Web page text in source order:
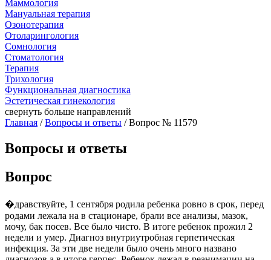
Маммология
Мануальная терапия
Озонотерапия
Отоларингология
Сомнология
Стоматология
Терапия
Трихология
Функциональная диагностика
Эстетическая гинекология
свернуть больше направлений
Главная /Вопросы и ответы / Вопрос № 11579
Вопросы и ответы
Вопрос
�дравствуйте, 1 сентября родила ребенка ровно в срок, перед
родами лежала на в стационаре, брали все анализы, мазок,
мочу, бак посев. Все было чисто. В итоге ребенок прожил 2
недели и умер. Диагноз внутриутробная герпетическая
инфекция. За эти две недели было очень много названо